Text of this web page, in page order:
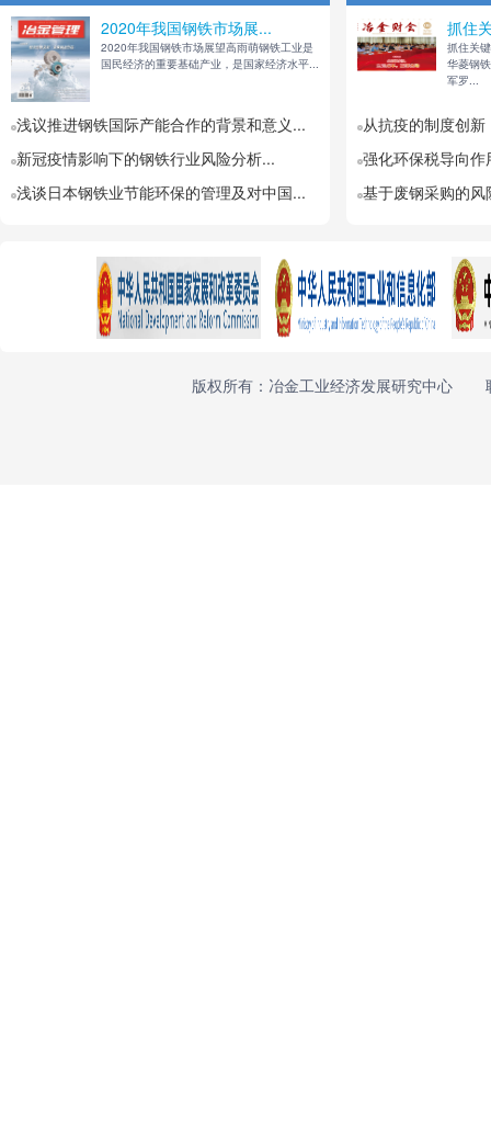
2020年我国钢铁市场展...
2020年我国钢铁市场展望高雨萌钢铁工业是
国民经济的重要基础产业，是国家经济水平...
浅议推进钢铁国际产能合作的背景和意义...
新冠疫情影响下的钢铁行业风险分析...
浅谈日本钢铁业节能环保的管理及对中国...
抓住
抓住关
华菱钢
军罗...
从抗疫的制度创新
强化环保税导向
基于废钢采购的
版权所有：冶金工业经济发展研究中心